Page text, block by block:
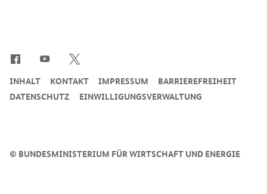
© BUNDESMINISTERIUM FÜR WIRTSCHAFT UND ENERGIE
INHALT KONTAKT IMPRESSUM
BARRIEREFREIHEIT
DATENSCHUTZ
EINWILLIGUNGSVERWALTUNG